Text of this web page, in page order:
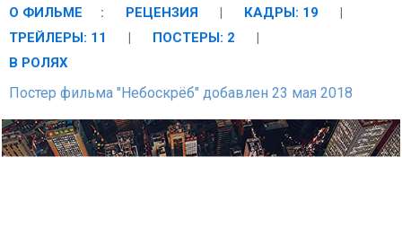
О ФИЛЬМЕ : РЕЦЕНЗИЯ | КАДРЫ: 19
|
ТРЕЙЛЕРЫ: 11
| ПОСТЕРЫ: 2
|
В РОЛЯХ
Постер фильма "Небоскрёб" добавлен 23 мая 2018